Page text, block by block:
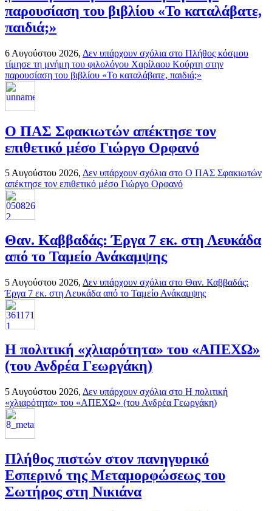
παρουσίαση του βιβλίου «Το καταλάβατε,
παιδιά;»
6 Αυγούστου 2026, Δεν υπάρχουν σχόλια στο Πλήθος κόσμου
τίμησε τη μνήμη του φιλολόγου Χαρίλαου Κούρτη στην
παρουσίαση του βιβλίου «Το καταλάβατε, παιδιά;»
Ο ΠΑΣ Σφακιωτών απέκτησε τον
επιθετικό μέσο Γιώργο Ορφανό
5 Αυγούστου 2026, Δεν υπάρχουν σχόλια στο Ο ΠΑΣ Σφακιωτών
απέκτησε τον επιθετικό μέσο Γιώργο Ορφανό
Θαν. Καββαδάς: Έργα 7 εκ. στη Λευκάδα
από το Ταμείο Ανάκαμψης
5 Αυγούστου 2026, Δεν υπάρχουν σχόλια στο Θαν. Καββαδάς:
Έργα 7 εκ. στη Λευκάδα από το Ταμείο Ανάκαμψης
H πολιτική «χλιαρότητα» του «AΠΕΧΩ»
(του Ανδρέα Γεωργάκη)
5 Αυγούστου 2026, Δεν υπάρχουν σχόλια στο H πολιτική
«χλιαρότητα» του «AΠΕΧΩ» (του Ανδρέα Γεωργάκη)
Πλήθος πιστών στον πανηγυρικό
Εσπερινό της Μεταμορφώσεως του
Σωτήρος στη Νικιάνα